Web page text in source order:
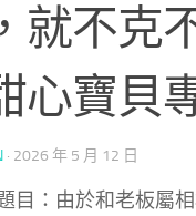
就不克
心寶貝
· 2026 年 5 月 12 日
目：由於和老板屬